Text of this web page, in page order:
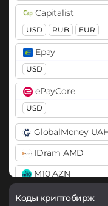
Binance Coin
BEP20 BEP2
Bitcoin (BTC)
BTC
OP
ARB AVAXC
Bitcoin Cash (BCH)
Bitcoin SV (BSV)
BitTorrent (BTT)
Cardano (ADA)
Chainlink (LINK)
BEP20 ERC20
Capitalist
USD RUB EUR
Epay
USD
ePayCore
USD
GlobalMoney
IDram AMD
M10 AZN
Mercado Pago ARS
Коды криптобирж